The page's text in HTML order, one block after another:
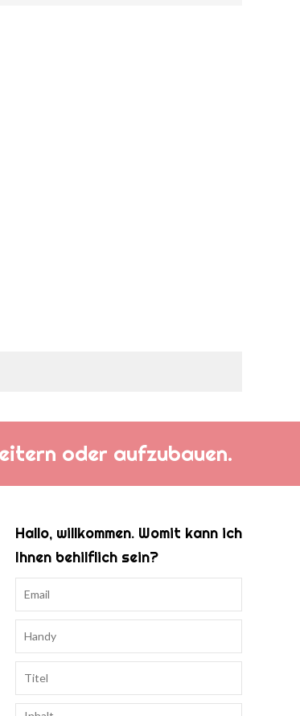
oder aufzubauen.
Hallo, willkommen. Womit kann ich
Ihnen behilflich sein?